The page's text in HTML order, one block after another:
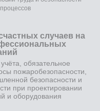
случаев на
обязательное
пожаробезопасности,
безопасности и
при проектировании
и оборудования